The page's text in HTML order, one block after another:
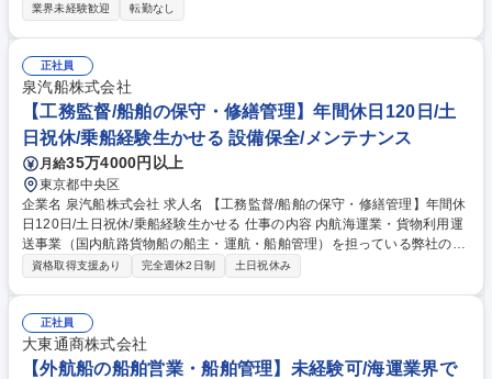
長と密にコミュニケーションをとりながら業務していただきます。実際に
や資料などの作成及び、それらの保存やファイリング・伝票処理■顧客や
取引先からの電話対応■備品の購入、発注■テーブルチェックの管理、予約
チェック■出航確認、増便・増員・船の変更手続き■お客様対応等 募集職
種 【事務/屋形船運営管理・予約管理務業務】未経験歓迎/エンタメ商社浜
友G
業界未経験歓迎 転勤なし
正社員
泉汽船株式会社
【工務監督/船舶の保守・修繕管理】年間休日120日/土
日祝休/乗船経験生かせる 設備保全/メンテナンス
月給35万4000円以上
東京都中央区
企業名 泉汽船株式会社 求人名 【工務監督/船舶の保守・修繕管理】年間休
日120日/土日祝休/乗船経験生かせる 仕事の内容 内航海運業・貨物利用運
送事業（国内航路貨物船の船主・運航・船舶管理）を担っている弊社の工
務監督として、下記の業務をお任せします。 【主業務】 ・船舶の保守、
し、様子をみながら業務の幅を広げていきます。 募集職種 【工務監督/船
舶の保守・修繕管理】年間休日120日/土日祝休/乗船経験生かせる
資格取得支援あり 完全週休2日制 土日祝休み
正社員
大東通商株式会社
【外航船の船舶営業・船舶管理】未経験可/海運業界で